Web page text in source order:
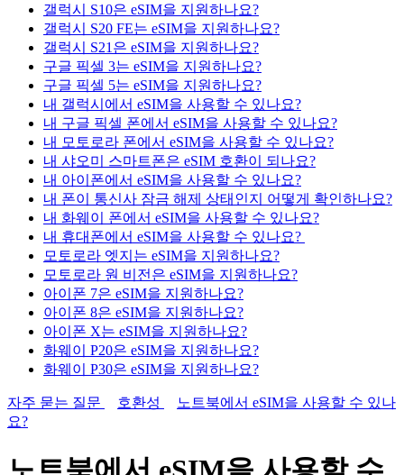
갤럭시 S10은 eSIM을 지원하나요?
갤럭시 S20 FE는 eSIM을 지원하나요?
갤럭시 S21은 eSIM을 지원하나요?
구글 픽셀 3는 eSIM을 지원하나요?
구글 픽셀 5는 eSIM을 지원하나요?
내 갤럭시에서 eSIM을 사용할 수 있나요?
내 구글 픽셀 폰에서 eSIM을 사용할 수 있나요?
내 모토로라 폰에서 eSIM을 사용할 수 있나요?
내 샤오미 스마트폰은 eSIM 호환이 되나요?
내 아이폰에서 eSIM을 사용할 수 있나요?
내 폰이 통신사 잠금 해제 상태인지 어떻게 확인하나요?
내 화웨이 폰에서 eSIM을 사용할 수 있나요?
내 휴대폰에서 eSIM을 사용할 수 있나요?
모토로라 엣지는 eSIM을 지원하나요?
모토로라 원 비전은 eSIM을 지원하나요?
아이폰 7은 eSIM을 지원하나요?
아이폰 8은 eSIM을 지원하나요?
아이폰 X는 eSIM을 지원하나요?
화웨이 P20은 eSIM을 지원하나요?
화웨이 P30은 eSIM을 지원하나요?
자주 묻는 질문 호환성
노트북에서 eSIM을 사용할 수 있나
요?